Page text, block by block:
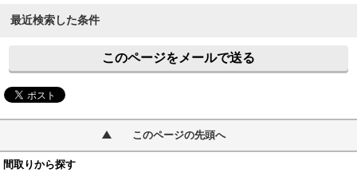
最近検索した条件
このページをメールで送る
このページの先頭へ
間取りから探す